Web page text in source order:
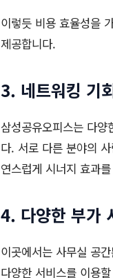
이렇듯 비용 효율성을
제공합니다.
3. 네트워킹 기
삼성공유오피스는 다
다. 서로 다른 분야의
연스럽게 시너지 효과
4. 다양한 부가
이곳에서는 사무실 공
다양한 서비스를 이용